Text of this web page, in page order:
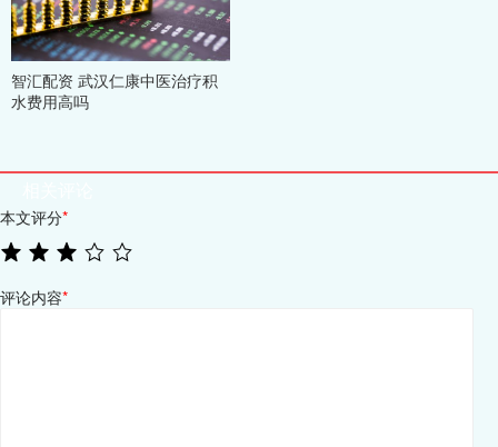
智汇配资 武汉仁康中医治疗积
水费用高吗
本文评分*
评论内容*